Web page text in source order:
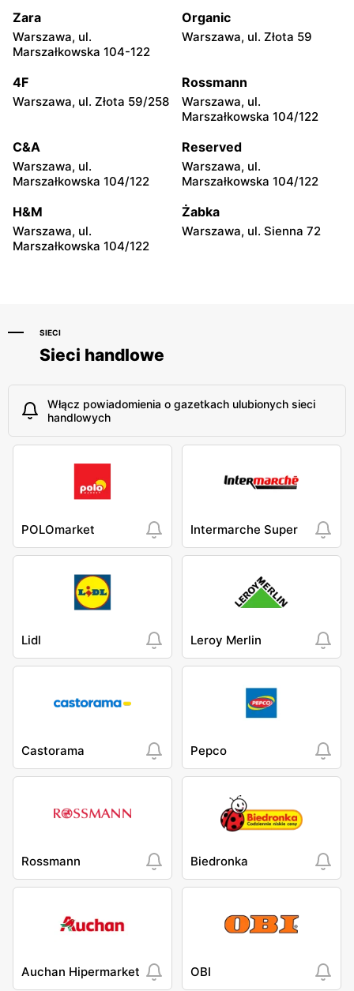
Bonifraterska 6
6
Biedronka Biedronka
Dubois 5A
Biedronka
111b
Biedronka
Biedronka Biedronka
Biedronka
Warszawa, ul. Sokołowska
Biedronka
Zara
Warszawa, ul.
Marszałkowska 104-122
Organic
Warszawa, ul. Złota 59
4F
Warszawa, ul. Złota 59/258
Rossmann
Warszawa, ul.
Marszałkowska 104/122
C&A
Warszawa, ul.
Marszałkowska 104/122
Reserved
Warszawa, ul.
Marszałkowska 104/122
H&M
Warszawa, ul.
Marszałkowska 104/122
Żabka
Warszawa, ul. Sienna 72
SIECI
Sieci handlowe
Włącz powiadomienia o gazetkach ulubionych sieci
handlowych
POLOmarket Intermarche Super
Lidl Leroy Merlin
Castorama Pepco
Rossmann Biedronka
Auchan Hipermarket OBI